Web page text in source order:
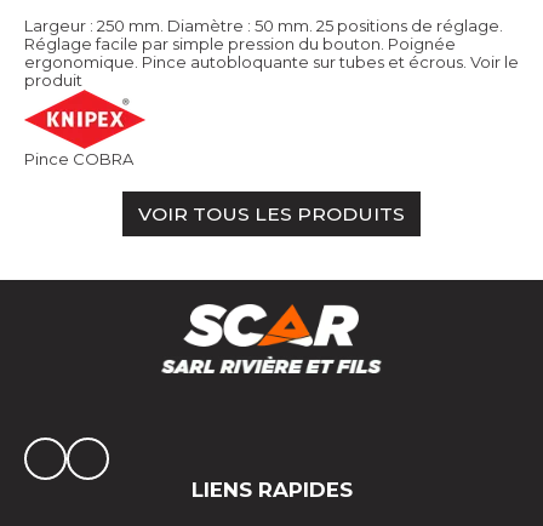
Largeur : 250 mm. Diamètre : 50 mm. 25 positions de réglage.
Réglage facile par simple pression du bouton. Poignée
ergonomique. Pince autobloquante sur tubes et écrous. Voir le
produit
Pince COBRA
VOIR TOUS LES PRODUITS
LIENS RAPIDES